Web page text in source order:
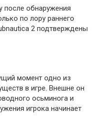
после обнаружения
по лору раннего
2 подтверждены
момент одно из
в игре. Внешне он
осьминога и
игрока начинает